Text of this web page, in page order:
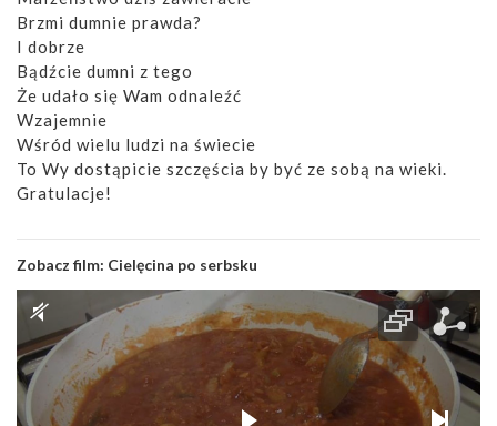
Brzmi dumnie prawda?
I dobrze
Bądźcie dumni z tego
Że udało się Wam odnaleźć
Wzajemnie
Wśród wielu ludzi na świecie
To Wy dostąpicie szczęścia by być ze sobą na wieki.
Gratulacje!
Zobacz film: Cielęcina po serbsku